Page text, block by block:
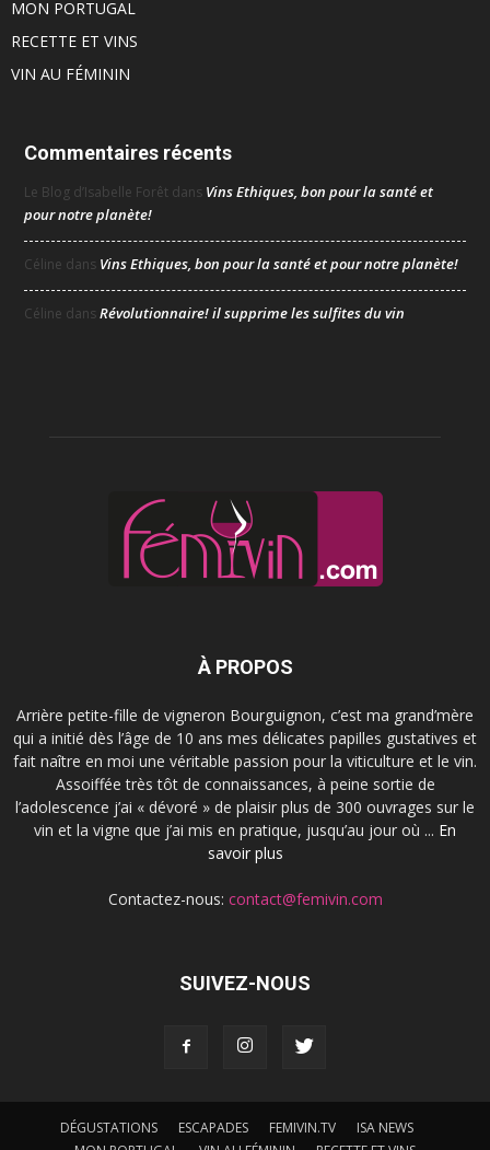
MON PORTUGAL
RECETTE ET VINS
VIN AU FÉMININ
Commentaires récents
Le Blog d’Isabelle Forêt dans Vins Ethiques, bon pour la santé et
pour notre planète!
Céline dans Vins Ethiques, bon pour la santé et pour notre planète!
Céline dansRévolutionnaire! il supprime les sulfites du vin
À PROPOS
Arrière petite-fille de vigneron Bourguignon, c’est ma grand’mère
qui a initié dès l’âge de 10 ans mes délicates papilles gustatives et
fait naître en moi une véritable passion pour la viticulture et le vin.
Assoiffée très tôt de connaissances, à peine sortie de
l’adolescence j’ai « dévoré » de plaisir plus de 300 ouvrages sur le
vin et la vigne que j’ai mis en pratique, jusqu’au jour où ... En
savoir plus
Contactez-nous: contact@femivin.com
SUIVEZ-NOUS
DÉGUSTATIONS ESCAPADES FEMIVIN.TV
ISA NEWS